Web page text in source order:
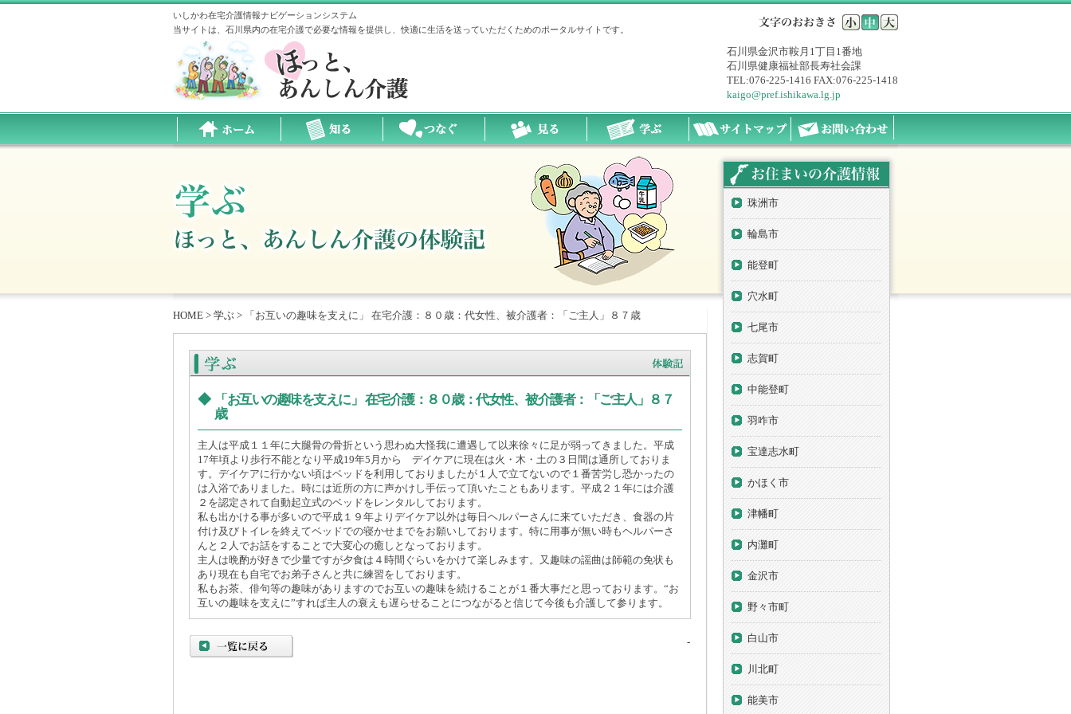
石川県金沢市鞍月1丁目1番地
石川県健康福祉部長寿社会課
TEL:076-225-1416 FAX:076-225-1418
kaigo@pref.ishikawa.lg.jp
いしかわ在宅介護情報ナビゲーションシステム
当サイトは、石川県内の在宅介護で必要な情報を提供し、快適に生活を送っていただくためのポータルサイトです。
珠洲市
輪島市
能登町
穴水町
七尾市
志賀町
中能登町
羽咋市
宝達志水町
かほく市
津幡町
内灘町
金沢市
野々市町
白山市
川北町
能美市
HOME > 学ぶ > 「お互いの趣味を支えに」 在宅介護：８０歳：代女性、被介護者：「ご主人」８７歳
◆
「お互いの趣味を支えに」 在宅介護：８０歳：代女性、被介護者：「ご主人」８７
歳
主人は平成１１年に大腿骨の骨折という思わぬ大怪我に遭遇して以来徐々に足が弱ってきました。平成
17年頃より歩行不能となり平成19年5月から デイケアに現在は火・木・土の３日間は通所しておりま
す。デイケアに行かない頃はベッドを利用しておりましたが１人で立てないので１番苦労し恐かったの
は入浴でありました。時には近所の方に声かけし手伝って頂いたこともあります。平成２１年には介護
２を認定されて自動起立式のベッドをレンタルしております。
私も出かける事が多いので平成１９年よりデイケア以外は毎日ヘルパーさんに来ていただき、食器の片
付け及びトイレを終えてベッドでの寝かせまでをお願いしております。特に用事が無い時もヘルパーさ
んと２人でお話をすることで大変心の癒しとなっております。
主人は晩酌が好きで少量ですが夕食は４時間ぐらいをかけて楽しみます。又趣味の謡曲は師範の免状も
あり現在も自宅でお弟子さんと共に練習をしております。
私もお茶、俳句等の趣味がありますのでお互いの趣味を続けることが１番大事だと思っております。“お
互いの趣味を支えに”すれば主人の衰えも遅らせることにつながると信じて今後も介護して参ります。
-